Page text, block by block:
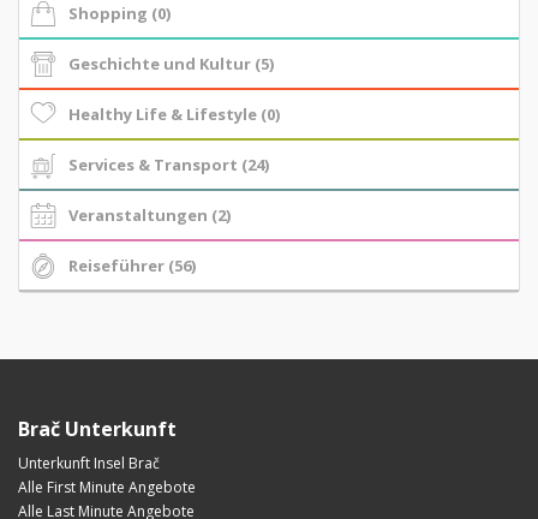
Shopping (0)
Geschichte und Kultur (5)
Healthy Life & Lifestyle (0)
Services & Transport (24)
Veranstaltungen (2)
Reiseführer (56)
Brač Unterkunft
Unterkunft Insel Brač
Alle First Minute Angebote
Alle Last Minute Angebote